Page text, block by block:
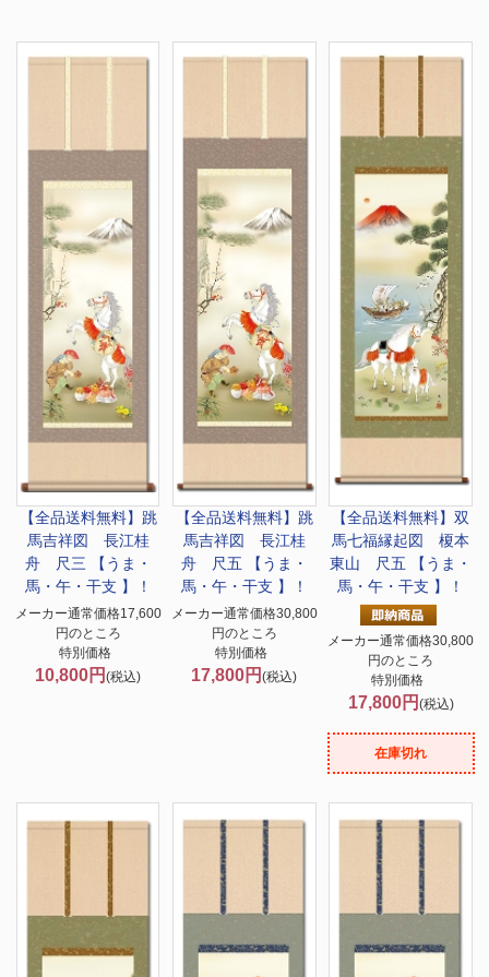
【全品送料無料】 跳
馬吉祥図 長江桂
舟 尺三 【うま・
馬・午・干支 】！
メーカー通常価格17,600
円のところ
特別価格
10,800円(税込)
【全品送料無料】 跳
馬吉祥図 長江桂
舟 尺五 【うま・
馬・午・干支 】！
メーカー通常価格30,800
円のところ
特別価格
17,800円(税込)
【全品送料無料】双
馬七福縁起図 榎本
東山 尺五 【うま・
馬・午・干支 】！
メーカー通常価格30,800
円のところ
特別価格
17,800円 (税込)
在庫切れ